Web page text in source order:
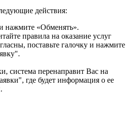
действия:
нажмите «Обменять».
правила на оказание услуг
поставьте галочку и нажмите
система перенаправит Вас на
где будет информация о ее